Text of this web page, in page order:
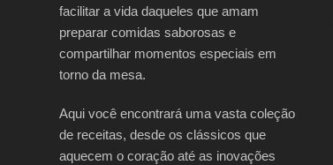
facilitar a vida daqueles que amam
preparar comidas saborosas e
compartilhar momentos especiais em
torno da mesa.
Aqui você encontrará uma vasta coleção
de receitas, desde os clássicos que
aquecem o coração até as inovações